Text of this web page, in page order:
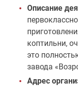
Описание
коптильни,
это
завода
Адрес